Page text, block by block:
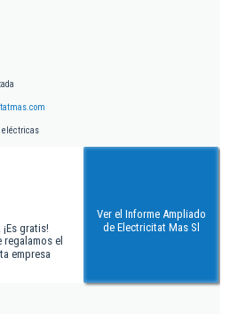
eléctricas
gratis!
regalamos el
empresa
Ver el Informe Ampliado
de Electricitat Mas Sl